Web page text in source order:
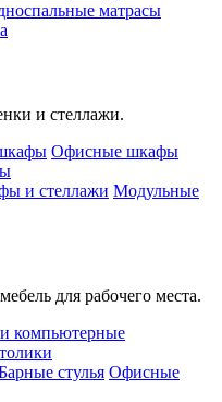
матрасы
и стеллажи.
Офисные шкафы
и стеллажи Модульные
для рабочего места.
компьютерные
стулья Офисные